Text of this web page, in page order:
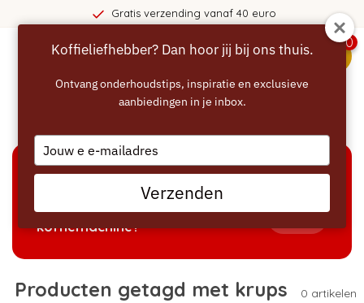
Gratis verzending vanaf 40 euro
0
Welke producten passen bij mijn
koffiemachine?
Producten getagd met krups 0 artikelen
Koffieliefhebber? Dan hoor jij bij ons thuis.
Ontvang onderhoudstips, inspiratie en exclusieve
aanbiedingen in je inbox.
Type
your
email
Verzenden